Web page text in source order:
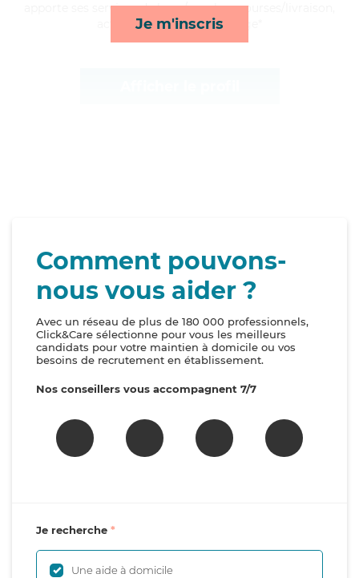
Je m'inscris
apporte ses services de lever/coucher, courses/livraison,
activités et toilette/habillage*
Comment pouvons-
nous vous aider ?
Avec un réseau de plus de 180 000 professionnels,
Click&Care sélectionne pour vous les meilleurs
candidats pour votre maintien à domicile ou vos
besoins de recrutement en établissement.
Nos conseillers vous accompagnent 7/7
Je recherche
Une aide à domicile